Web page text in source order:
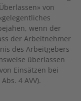
von
wenn der
der Arbeitnehmer
des Arbeitgebers
überlassen
Einsätzen bei
4 AVV).